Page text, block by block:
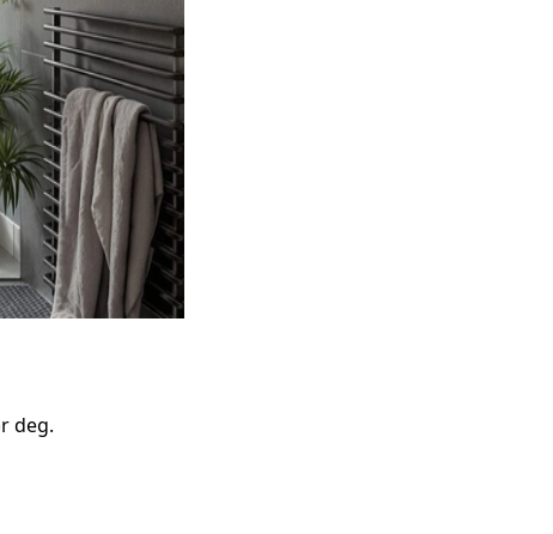
deg.